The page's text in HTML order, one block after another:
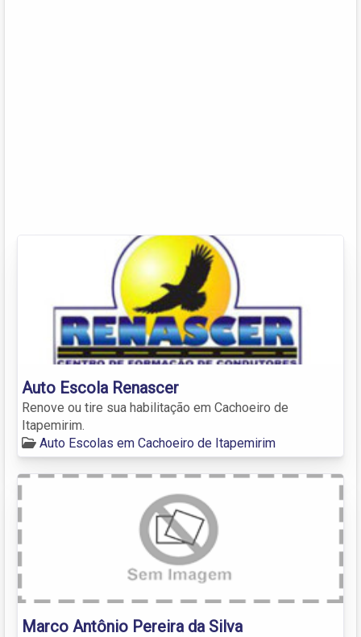
Auto Escola Renascer
Renove ou tire sua habilitação em Cachoeiro de
Itapemirim.
Auto Escolas em Cachoeiro de Itapemirim
Marco Antônio Pereira da Silva